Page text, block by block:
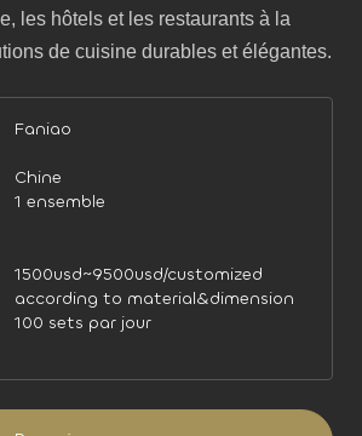
les hôtels et les restaurants à la
de cuisine durables et élégantes.
Faniao
Chine
1 ensemble
1500usd~9500usd/customized
according to material&dimension
100 sets par jour